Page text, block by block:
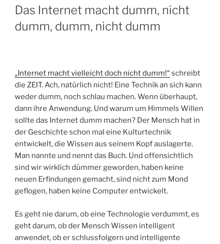
AM
Das Internet macht dumm, nicht
dumm, dumm, nicht dumm
„Internet macht vielleicht doch nicht dumm!“ schreibt
die ZEIT. Ach, natürlich nicht! Eine Technik an sich kann
weder dumm, noch schlau machen. Wenn überhaupt,
dann ihre Anwendung. Und warum um Himmels Willen
sollte das Internet dumm machen? Der Mensch hat in
der Geschichte schon mal eine Kulturtechnik
entwickelt, die Wissen aus seinem Kopf auslagerte.
Man nannte und nennt das Buch. Und offensichtlich
sind wir wirklich dümmer geworden, haben keine
neuen Erfindungen gemacht, sind nicht zum Mond
geflogen, haben keine Computer entwickelt.
Es geht nie darum, ob eine Technologie verdummt, es
geht darum, ob der Mensch Wissen intelligent
anwendet, ob er schlussfolgern und intelligente